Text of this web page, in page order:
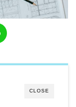
CLOSE